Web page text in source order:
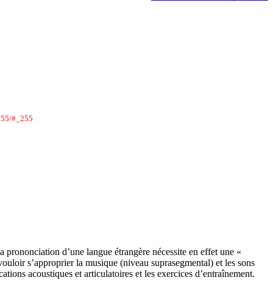
#_255
d’une langue étrangère nécessite en effet une «
s’approprier la musique (niveau suprasegmental) et les sons
acoustiques et articulatoires et les exercices d’entraînement.